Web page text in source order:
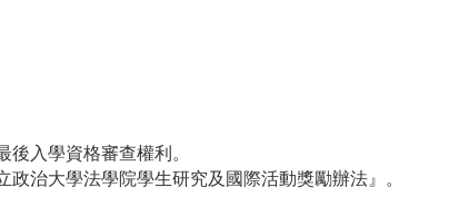
入學資格審查權利。
治大學法學院學生研究及國際活動獎勵辦法』。